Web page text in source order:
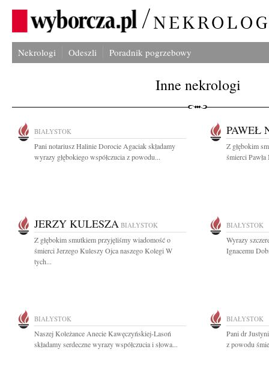
Nekrologi Odeszli Poradnik pogrzebowy
Inne nekrologi
BIAŁYSTOK
Pani notariusz Halinie Dorocie Agaciak składamy
wyrazy głębokiego współczucia z powodu...
PAWEŁ
Z głębokim
śmierci
JERZY KULESZA BIAŁYSTOK
Z głębokim smutkiem przyjęliśmy wiadomość o
śmierci Jerzego Kuleszy Ojca naszego Kolegi W
tych...
BIAŁYSTOK
Wyrazy
Ignacemu
BIAŁYSTOK
Naszej Koleżance Anecie Kawęczyńskiej-Lasoń
składamy serdeczne wyrazy współczucia i słowa...
BIAŁYSTOK
Pani dr
z powodu